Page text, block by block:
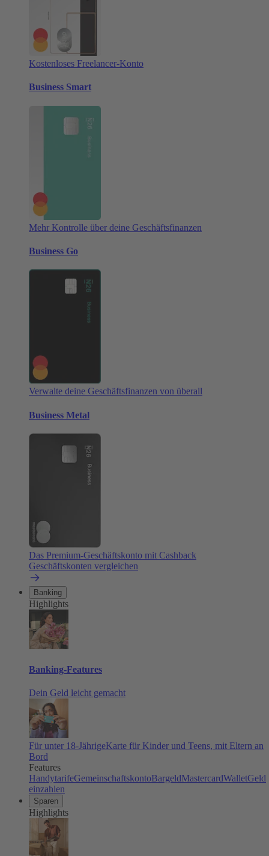
Kostenloses Freelancer-Konto
Business Smart
Mehr Kontrolle über deine Geschäftsfinanzen
Business Go
Verwalte deine Geschäftsfinanzen von überall
Business Metal
Das Premium-Geschäftskonto mit Cashback
Geschäftskonten vergleichen
Banking
Highlights
Banking-Features
Dein Geld leicht gemacht
Für unter 18-JährigeKarte für Kinder und Teens, mit Eltern an
Bord
Features
HandytarifeGemeinschaftskontoBargeldMastercardWalletGeld
einzahlen
Sparen
Highlights